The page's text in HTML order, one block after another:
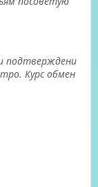
подтверждени
Курс обмен